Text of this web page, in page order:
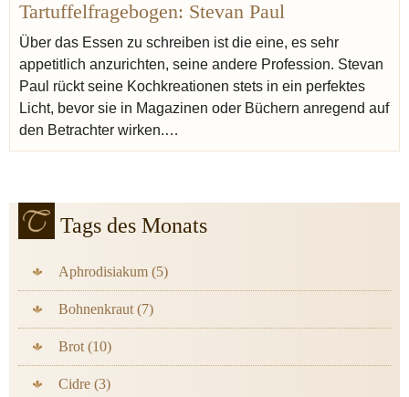
Menü
Foodstylist Blogger Fotografie
Vegetarisch
Seiser Katharina
Tartuffelfragebogen: Stevan Paul
Über das Essen zu schreiben ist die eine, es sehr
appetitlich anzurichten, seine andere Profession. Stevan
Paul rückt seine Kochkreationen stets in ein perfektes
Licht, bevor sie in Magazinen oder Büchern anregend auf
den Betrachter wirken.…
Tags des Monats
Aphrodisiakum (5)
Bohnenkraut (7)
Brot (10)
Cidre (3)